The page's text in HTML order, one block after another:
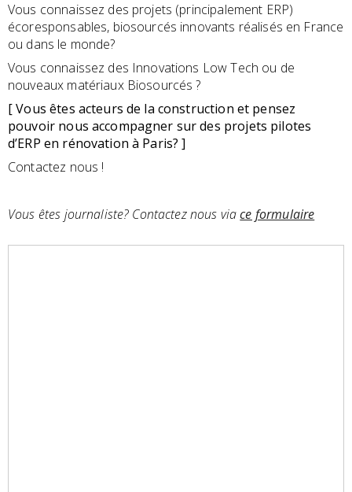
Vous connaissez des projets (principalement ERP)
écoresponsables, biosourcés innovants réalisés en France
ou dans le monde?
Vous connaissez des Innovations Low Tech ou de
nouveaux matériaux Biosourcés ?
[ Vous êtes acteurs de la construction et pensez
pouvoir nous accompagner sur des projets pilotes
d’ERP en rénovation à Paris? ]
Contactez nous !
Vous êtes journaliste? Contactez nous viace formulaire